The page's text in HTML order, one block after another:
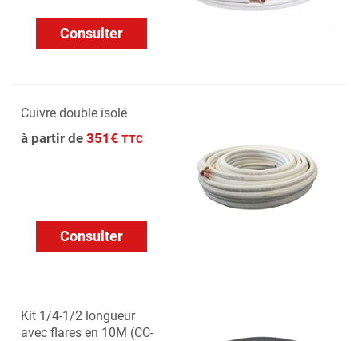
Consulter
Cuivre double isolé
à partir de 351€ TTC
Consulter
Kit 1/4-1/2 longueur
avec flares en 10M (CC-